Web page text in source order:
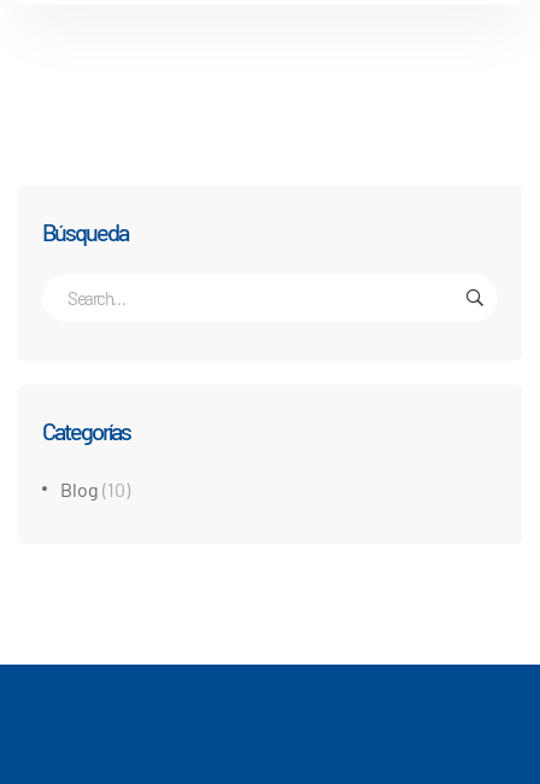
Búsqueda
Categorías
Blog (10)